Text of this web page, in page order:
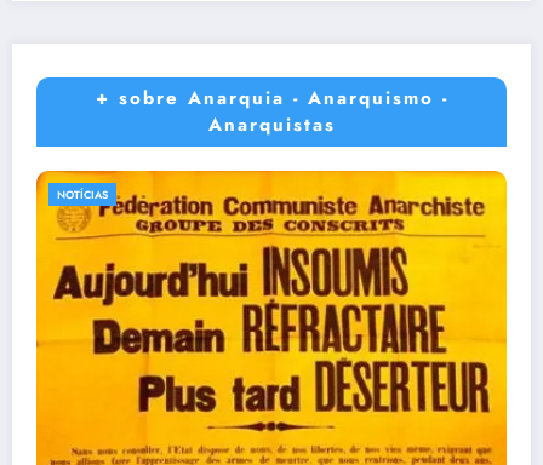
+ sobre Anarquia - Anarquismo -
Anarquistas
NOTÍCIAS